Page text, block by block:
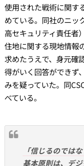
使用された戦術に関す
めている。同社のニッ
高セキュリティ責任者
住地に関する現地情報
求めたうえで、身元確
得がいく回答ができず
みを疑っていた。同
べている。
「信じるのでは
基本原則は、デ